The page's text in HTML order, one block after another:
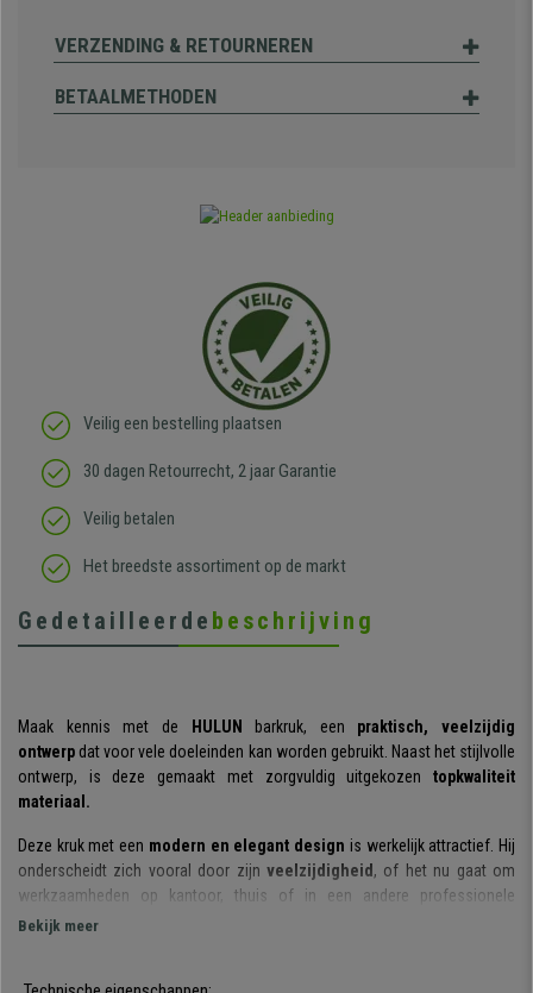
VERZENDING & RETOURNEREN
BETAALMETHODEN
Veilig een bestelling plaatsen
30 dagen Retourrecht, 2 jaar Garantie
Veilig betalen
Het breedste assortiment op de markt
Gedetailleerde beschrijving
Maak kennis met de HULUN barkruk, een praktisch, veelzijdig
ontwerp dat voor vele doeleinden kan worden gebruikt. Naast het stijlvolle
ontwerp, is deze gemaakt met zorgvuldig uitgekozen topkwaliteit
materiaal.
Deze kruk met een modern en elegant design is werkelijk attractief. Hij
onderscheidt zich vooral door zijn veelzijdigheid, of het nu gaat om
werkzaamheden op kantoor, thuis of in een andere professionele
omgeving.
Bekijk meer